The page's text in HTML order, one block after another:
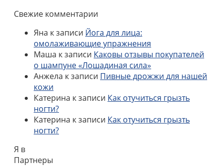
Свежие комментарии
Яна к записи Йога для лица:
омолаживающие упражнения
Маша к записи Каковы отзывы покупателей
о шампуне «Лошадиная сила»
Анжела к записи Пивные дрожжи для нашей
кожи
Катерина к записи Как отучиться грызть
ногти?
Катерина к записи Как отучиться грызть
ногти?
Я в
Партнеры